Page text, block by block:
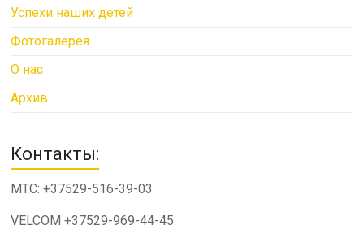
Успехи наших детей
Фотогалерея
О нас
Архив
Контакты:
МТС: +37529-516-39-03
VELCOM +37529-969-44-45